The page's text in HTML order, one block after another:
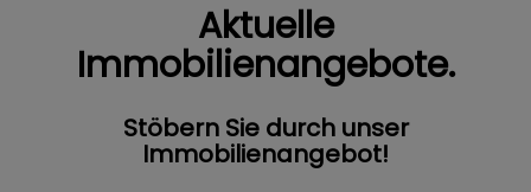
Aktuelle
Immobilienangebote.
Stöbern Sie durch unser
Immobilienangebot!